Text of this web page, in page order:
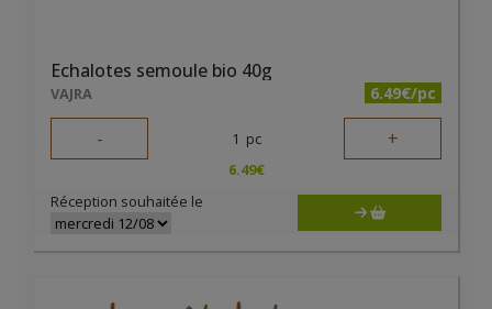
Echalotes semoule bio 40g
VAJRA 6.49€/pc
- 1 pc +
6.49€
Réception souhaitée le